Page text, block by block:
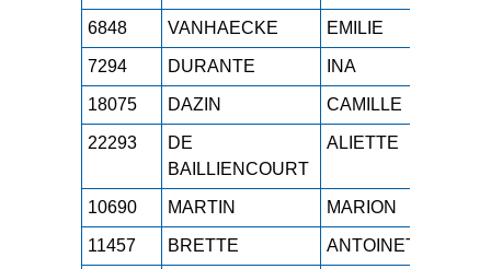
6848 VANHAECKE EMILIE
7294 DURANTE INA
18075 DAZIN CAMILLE
22293
DE
BAILLIENCOURT
ALIETTE
10690 MARTIN MARION
11457 BRETTE ANTOINETTE